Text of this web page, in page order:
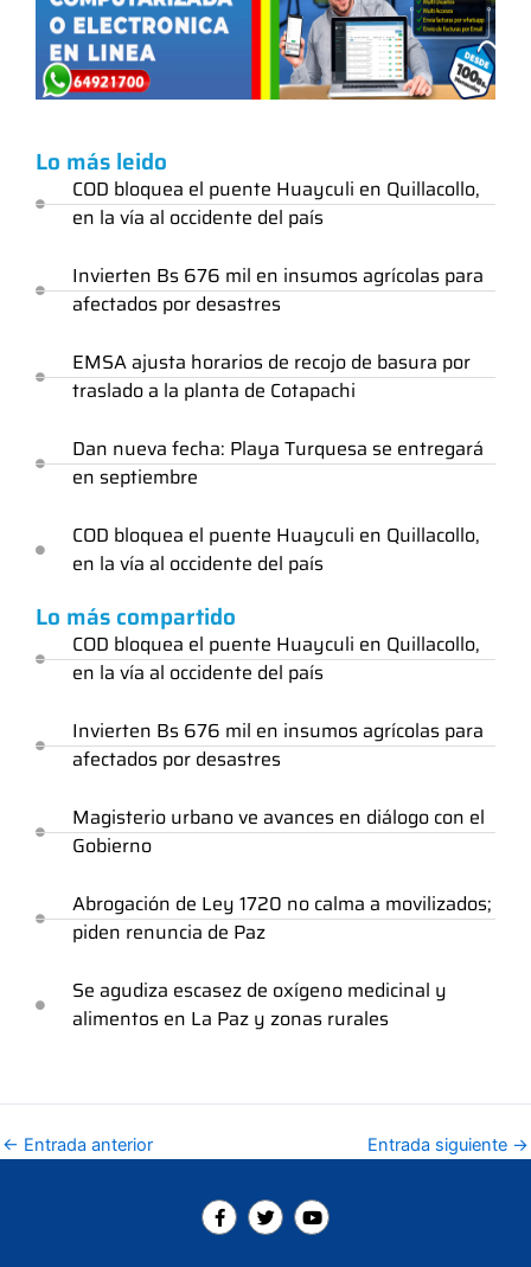
Lo más leido
COD bloquea el puente Huayculi en Quillacollo,
en la vía al occidente del país
Invierten Bs 676 mil en insumos agrícolas para
afectados por desastres
EMSA ajusta horarios de recojo de basura por
traslado a la planta de Cotapachi
Dan nueva fecha: Playa Turquesa se entregará
en septiembre
COD bloquea el puente Huayculi en Quillacollo,
en la vía al occidente del país
Lo más compartido
COD bloquea el puente Huayculi en Quillacollo,
en la vía al occidente del país
Invierten Bs 676 mil en insumos agrícolas para
afectados por desastres
Magisterio urbano ve avances en diálogo con el
Gobierno
Abrogación de Ley 1720 no calma a movilizados;
piden renuncia de Paz
Se agudiza escasez de oxígeno medicinal y
alimentos en La Paz y zonas rurales
← Entrada anterior Entrada siguiente →
F
a
T
w
Y
o